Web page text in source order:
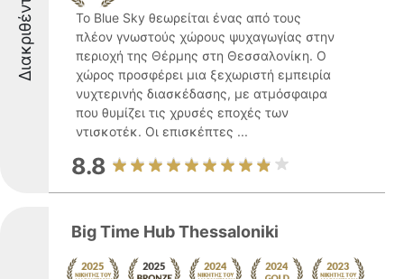
Διακριθέντες
Το Blue Sky θεωρείται ένας από τους
πλέον γνωστούς χώρους ψυχαγωγίας στην
περιοχή της Θέρμης στη Θεσσαλονίκη. Ο
χώρος προσφέρει μια ξεχωριστή εμπειρία
νυχτερινής διασκέδασης, με ατμόσφαιρα
που θυμίζει τις χρυσές εποχές των
ντισκοτέκ. Οι επισκέπτες ...
8.8
Big Time Hub Thessaloniki